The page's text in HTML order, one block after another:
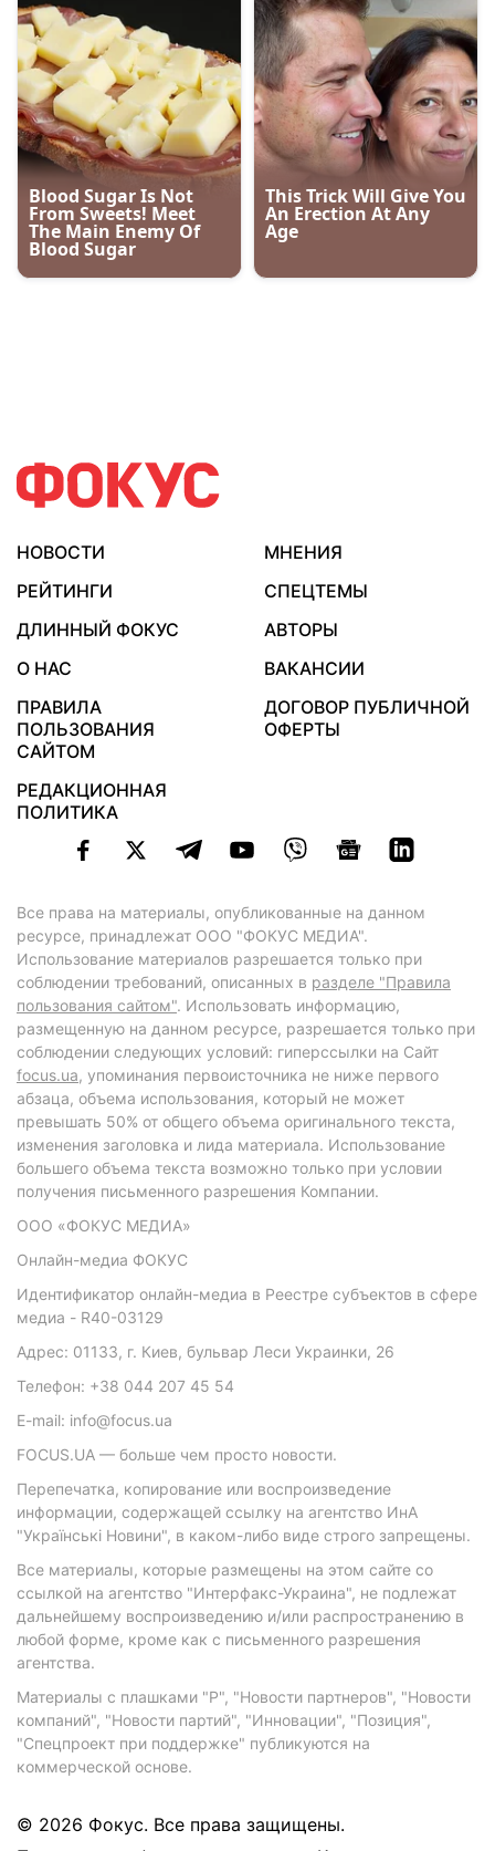
НОВОСТИ
МНЕНИЯ
РЕЙТИНГИ
СПЕЦТЕМЫ
ДЛИННЫЙ ФОКУС
АВТОРЫ
О НАС
ВАКАНСИИ
ПРАВИЛА
ПОЛЬЗОВАНИЯ
САЙТОМ
ДОГОВОР ПУБЛИЧНОЙ
ОФЕРТЫ
РЕДАКЦИОННАЯ
ПОЛИТИКА
Все права на материалы, опубликованные на данном
ресурсе, принадлежат ООО "ФОКУС МЕДИА".
Использование материалов разрешается только при
соблюдении требований, описанных в разделе "Правила
пользования сайтом". Использовать информацию,
размещенную на данном ресурсе, разрешается только при
соблюдении следующих условий: гиперссылки на Сайт
focus.ua, упоминания первоисточника не ниже первого
абзаца, объема использования, который не может
превышать 50% от общего объема оригинального текста,
изменения заголовка и лида материала. Использование
большего объема текста возможно только при условии
получения письменного разрешения Компании.
ООО «ФОКУС МЕДИА»
Онлайн-медиа ФОКУС
Идентификатор онлайн-медиа в Реестре субъектов в сфере
медиа - R40-03129
Адрес: 01133, г. Киев, бульвар Леси Украинки, 26
Телефон: +38 044 207 45 54
E-mail: info@focus.ua
FOCUS.UA — больше чем просто новости.
Перепечатка, копирование или воспроизведение
информации, содержащей ссылку на агентство ИнА
"Українські Новини", в каком-либо виде строго запрещены.
Все материалы, которые размещены на этом сайте со
ссылкой на агентство "Интерфакс-Украина", не подлежат
дальнейшему воспроизведению и/или распространению в
любой форме, кроме как с письменного разрешения
агентства.
Материалы с плашками "Р", "Новости партнеров", "Новости
компаний", "Новости партий", "Инновации", "Позиция",
"Спецпроект при поддержке" публикуются на
коммерческой основе.
© 2026 Фокус. Все права защищены.